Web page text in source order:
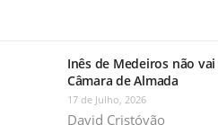
Inês de Medeiros não
Câmara de Almada
17 de Julho, 2026
David Cristóvão